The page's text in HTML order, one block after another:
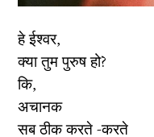
हे ईश्वर,
क्या तुम पुरुष हो?
कि,
अचानक
सब ठीक करते -करते